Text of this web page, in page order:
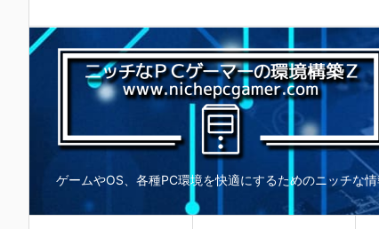
ゲームやOS、各種PC環境を快適にするためのニッチな